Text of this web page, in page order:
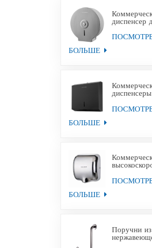
диспенсер
туалетной
Jumbo из
БОЛЬШЕ
полотенец
черной
БОЛЬШЕ
сушилка
уборных
БОЛЬШЕ
Поручни из
для